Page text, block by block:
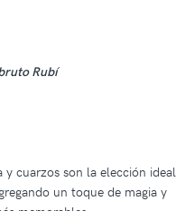
Rubí
y cuarzos son la elección ideal
un toque de magia y